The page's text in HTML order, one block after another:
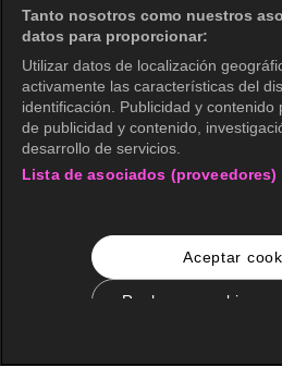
Tanto nosotros como nuestros
datos para proporcionar:
Utilizar datos de localización
activamente las características del
identificación. Publicidad y contenido
de publicidad y contenido,
desarrollo de servicios.
Lista de asociados (proveedores)
Aceptar
Rechazar cookies no